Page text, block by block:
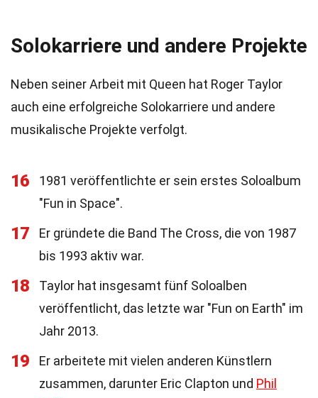
Solokarriere und andere Projekte
Neben seiner Arbeit mit Queen hat Roger Taylor
auch eine erfolgreiche Solokarriere und andere
musikalische Projekte verfolgt.
16
1981 veröffentlichte er sein erstes Soloalbum
"Fun in Space".
17
Er gründete die Band The Cross, die von 1987
bis 1993 aktiv war.
18
Taylor hat insgesamt fünf Soloalben
veröffentlicht, das letzte war "Fun on Earth" im
Jahr 2013.
19
Er arbeitete mit vielen anderen Künstlern
zusammen, darunter Eric Clapton und Phil